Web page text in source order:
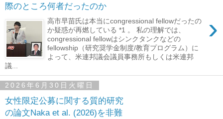
際のところ何者だったのか
›
高市早苗氏は本当にcongressional fellowだったの
か疑惑が再燃している *1 。 私の理解では、
congressional fellowはシンクタンクなどの
fellowship（研究奨学金制度/教育プログラム）に
よって、米連邦議会議員事務所もしくは米連邦
議...
2026年6月30日火曜日
女性限定公募に関する質的研究
の論文Naka et al. (2026)を非難